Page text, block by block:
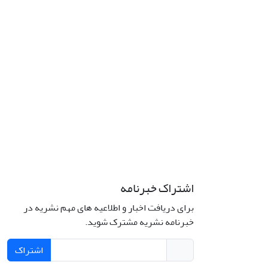
اشتراک خبرنامه
برای دریافت اخبار و اطلاعیه های مهم نشریه در
خبرنامه نشریه مشترک شوید.
اشتراک